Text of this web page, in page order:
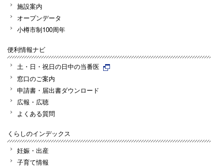
施設案内
オープンデータ
小樽市制100周年
便利情報ナビ
土・日・祝日の日中の当番医
窓口のご案内
申請書・届出書ダウンロード
広報・広聴
よくある質問
くらしのインデックス
妊娠・出産
子育て情報